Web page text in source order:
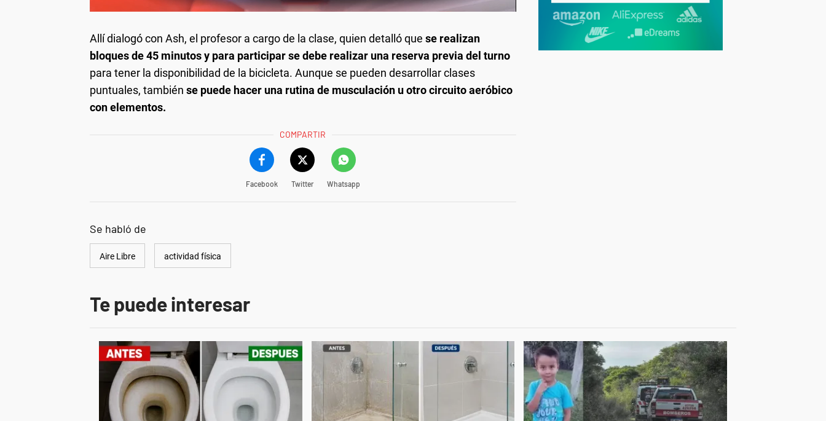
Allí dialogó con Ash, el profesor a cargo de la clase, quien detalló que se realizan
bloques de 45 minutos y para participar se debe realizar una reserva previa del turno
para tener la disponibilidad de la bicicleta. Aunque se pueden desarrollar clases
puntuales, también se puede hacer una rutina de musculación u otro circuito aeróbico
con elementos.
COMPARTIR
Facebook Twitter Whatsapp
Se habló de
Aire Libre actividad física
Te puede interesar